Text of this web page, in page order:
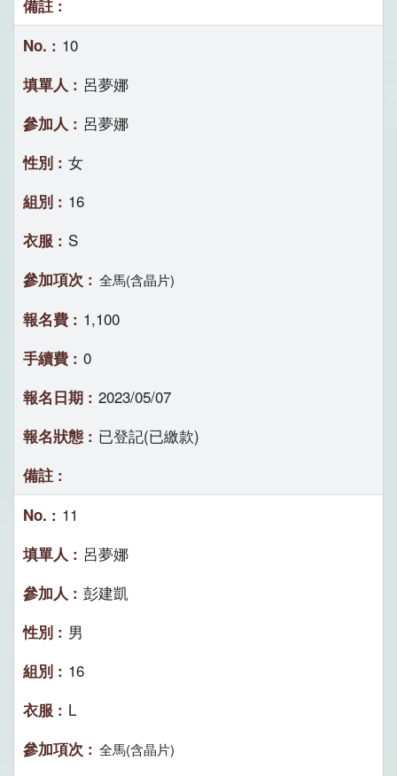
10
呂夢娜
呂夢娜
女
16
S
全馬(含晶片)
1,100
0
2023/05/07
已登記(已繳款)
11
呂夢娜
彭建凱
男
16
L
全馬(含晶片)